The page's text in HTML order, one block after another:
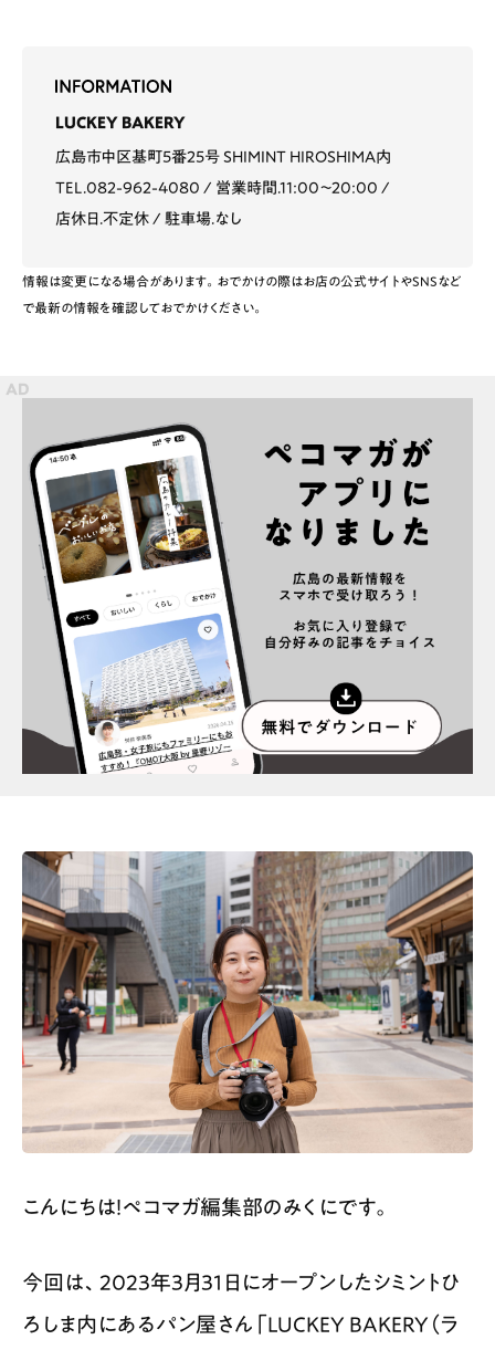
Gourmet
お問合せ 利用規約
LUCKEY BAKERY
広島市中区基町5番25号 SHIMINT HIROSHIMA内
TEL.082-962-4080
営業時間.11:00〜20:00
店休日.不定休
駐車場.なし
情報は変更になる場合があります。おでかけの際はお店の公式サイトやSNSなど
で最新の情報を確認しておでかけください。
こんにちは！ペコマガ編集部のみくにです。
今回は、2023年3月31日にオープンしたシミントひ
ろしま内にあるパン屋さん「LUCKEY BAKERY（ラ